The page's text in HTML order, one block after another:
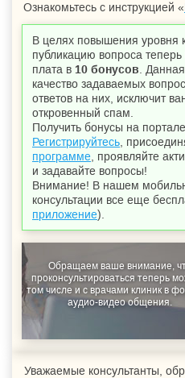
Ознакомьтесь с инструкцией «
В целях повышения уровня
публикацию вопроса
плата в 10 бонусов .
качество задаваемых
ответов на них, исключит
откровенный спам.
Получить бонусы на
Регистрируйтесь ,
программе , проявляйте
и задавайте вопросы!
Внимание! В нашем
консультации все еще
приложение).
Обращаем ваше внимание,
проконсультироваться теперь
том числе и с врачами клиник в
аудио-видео общения.
Уважаемые консультанты,